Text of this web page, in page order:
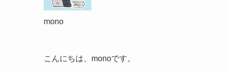
mono
こんにちは、monoです。